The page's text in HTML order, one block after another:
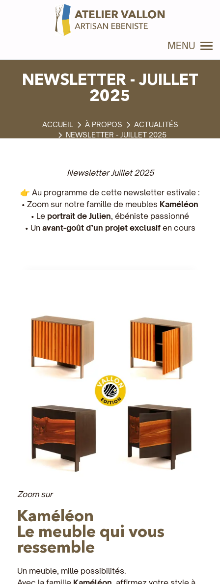
MENU
NEWSLETTER - JUILLET
2025
À PROPOS
ACTUALITÉS
NEWSLETTER - JUILLET 2025
Newsletter Juillet 2025
👉 Au programme de cette newsletter estivale :
• Zoom sur notre famille de meubles Kaméléon
• Le portrait de Julien, ébéniste passionné
• Un avant-goût d’un projet exclusifen cours
Zoom sur
Kaméléon
Le meuble qui vous
ressemble
Un meuble, mille possibilités.
Panneau de gestion des cookies